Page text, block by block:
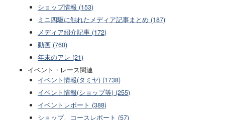
ショップ情報 (153)
ミニ四駆に触れたメディア記事まとめ (187)
メディア紹介記事 (172)
動画 (760)
年末のアレ (21)
イベント・レース関連
イベント情報(タミヤ) (1738)
イベント情報(ショップ等) (255)
イベントレポート (388)
ショップ、コースレポート (57)